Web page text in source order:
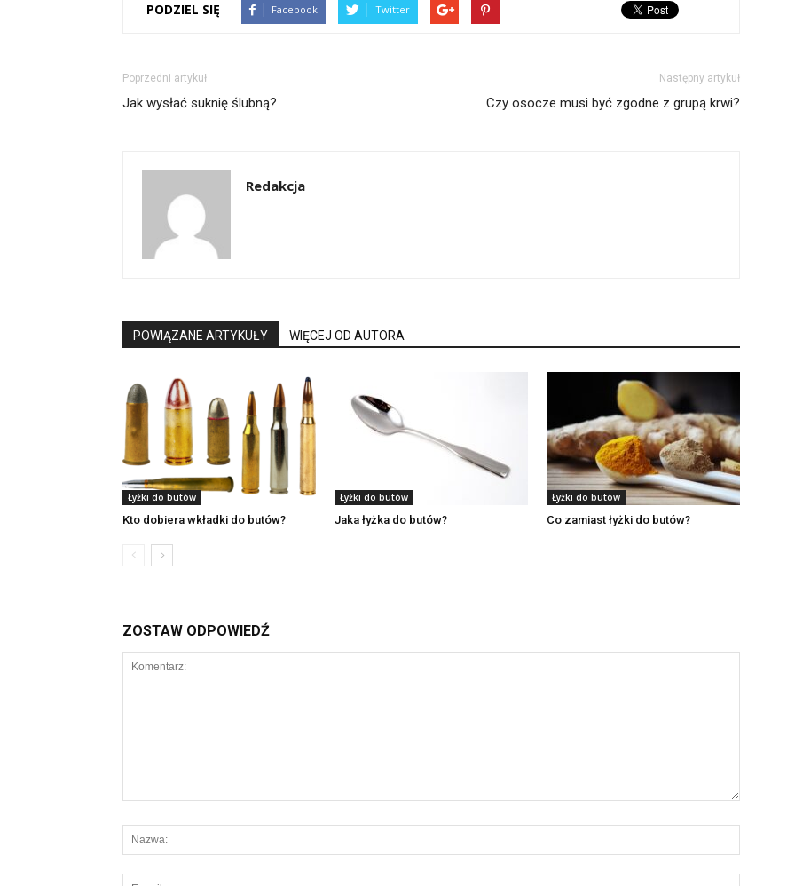
PODZIEL SIĘ Facebook Twitter
Poprzedni artykuł
Jak wysłać suknię ślubną?
Następny artykuł
Czy osocze musi być zgodne z grupą krwi?
Redakcja
POWIĄZANE ARTYKUŁY WIĘCEJ OD AUTORA
Łyżki do butów
Kto dobiera wkładki do butów?
Łyżki do butów
Jaka łyżka do butów?
Łyżki do butów
Co zamiast łyżki do butów?
ZOSTAW ODPOWIEDŹ